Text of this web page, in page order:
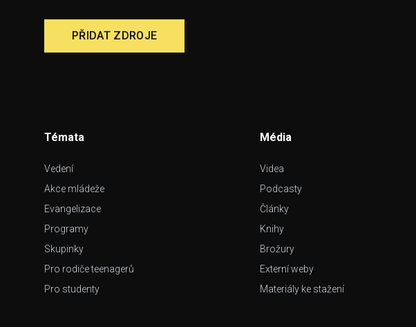
PŘIDAT ZDROJE
Témata
Vedení
Akce mládeže
Evangelizace
Programy
Skupinky
Pro rodiče teenagerů
Pro studenty
Média
Videa
Podcasty
Články
Knihy
Brožury
Externí weby
Materiály ke stažení